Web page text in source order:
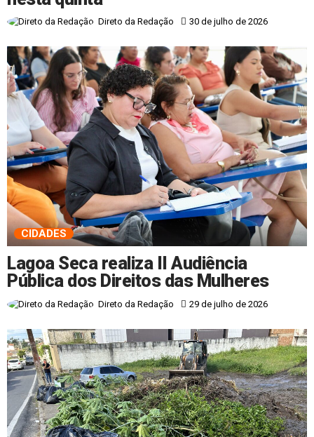
Direto da Redação 30 de julho de 2026
CIDADES
Lagoa Seca realiza II Audiência
Pública dos Direitos das Mulheres
Direto da Redação 29 de julho de 2026